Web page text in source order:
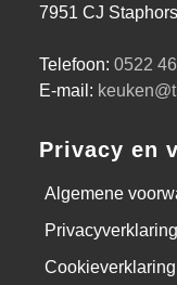
7951 CJ
Telefoon: 0522
E-mail:
Privacy en
Algemene
Privacyverklaring
Cookieverklaring